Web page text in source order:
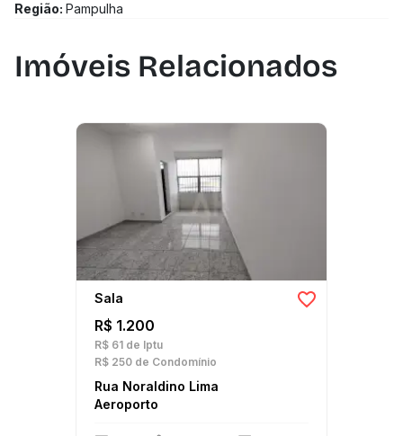
Região: Pampulha
Imóveis Relacionados
Sala
R$ 1.200
R$ 61 de Iptu
R$ 250 de Condomínio
Rua Noraldino Lima
Aeroporto